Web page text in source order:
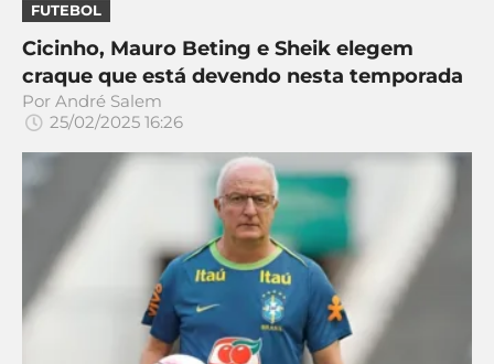
FUTEBOL
Cicinho, Mauro Beting e Sheik elegem
craque que está devendo nesta temporada
Por André Salem
25/02/2025 16:26